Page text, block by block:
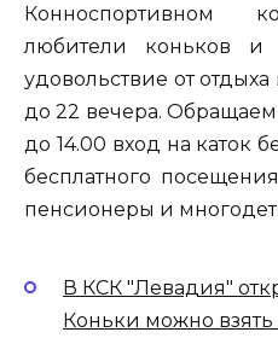
Конноспортивном
любители коньков и
удовольствие от
до 22 вечера.
до 14.00 вход на каток
бесплатного
пенсионеры и
В КСК "Левадия"
Коньки можно взять